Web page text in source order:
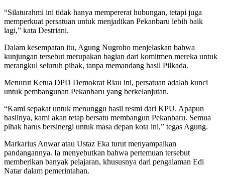
“Silaturahmi ini tidak hanya mempererat hubungan, tetapi juga
memperkuat persatuan untuk menjadikan Pekanbaru lebih baik
lagi,” kata Destriani.
Dalam kesempatan itu, Agung Nugroho menjelaskan bahwa
kunjungan tersebut merupakan bagian dari komitmen mereka untuk
merangkul seluruh pihak, tanpa memandang hasil Pilkada.
Menurut Ketua DPD Demokrat Riau ini, persatuan adalah kunci
untuk pembangunan Pekanbaru yang berkelanjutan.
“Kami sepakat untuk menunggu hasil resmi dari KPU. Apapun
hasilnya, kami akan tetap bersatu membangun Pekanbaru. Semua
pihak harus bersinergi untuk masa depan kota ini,” tegas Agung.
Markarius Anwar atau Ustaz Eka turut menyampaikan
pandangannya. Ia menyebutkan bahwa pertemuan tersebut
memberikan banyak pelajaran, khususnya dari pengalaman Edi
Natar dalam pemerintahan.